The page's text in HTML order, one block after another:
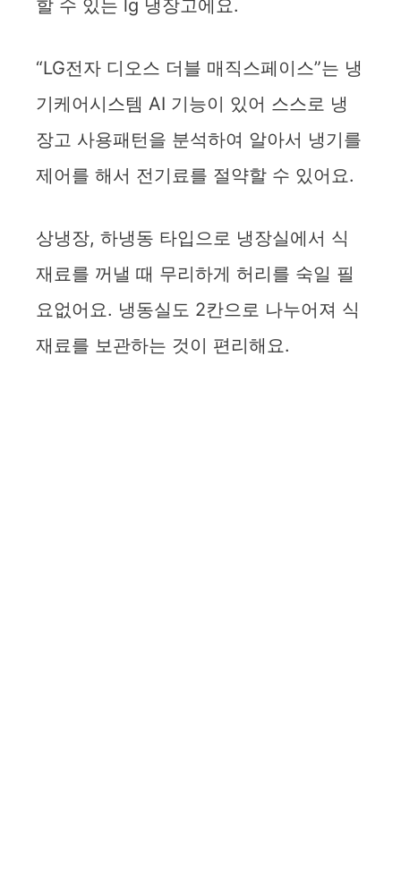
할 수 있는 lg 냉장고에요.
“LG전자 디오스 더블 매직스페이스”는 냉
기케어시스템 AI 기능이 있어 스스로 냉
장고 사용패턴을 분석하여 알아서 냉기를
제어를 해서 전기료를 절약할 수 있어요.
상냉장, 하냉동 타입으로 냉장실에서 식
재료를 꺼낼 때 무리하게 허리를 숙일 필
요없어요. 냉동실도 2칸으로 나누어져 식
재료를 보관하는 것이 편리해요.